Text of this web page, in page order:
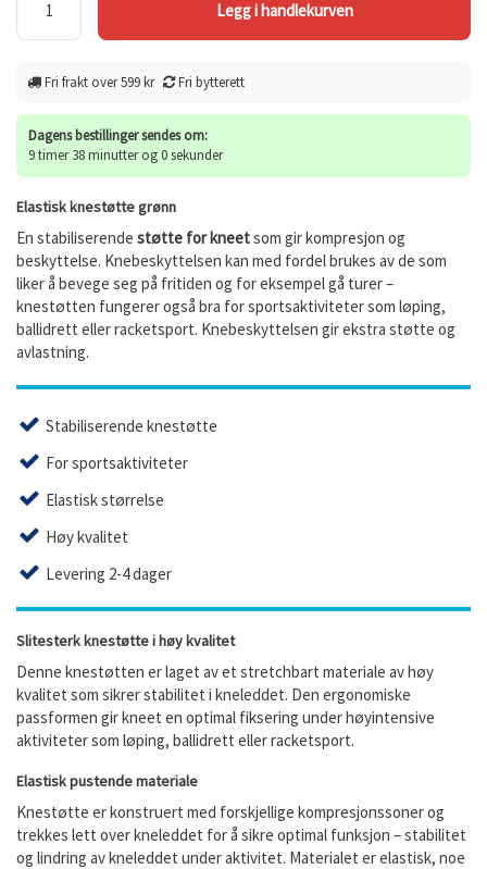
Fri frakt over 599 kr Fri bytterett
Dagens bestillinger sendes om:
9 timer 38 minutter og 0 sekunder
Elastisk knestøtte grønn
En stabiliserende støtte for kneetsom gir kompresjon og
beskyttelse. Knebeskyttelsen kan med fordel brukes av de som
liker å bevege seg på fritiden og for eksempel gå turer –
knestøtten fungerer også bra for sportsaktiviteter som løping,
ballidrett eller racketsport. Knebeskyttelsen gir ekstra støtte og
avlastning.
Stabiliserende knestøtte
For sportsaktiviteter
Elastisk størrelse
Høy kvalitet
Levering 2-4 dager
Slitesterk knestøtte i høy kvalitet
Denne knestøtten er laget av et stretchbart materiale av høy
kvalitet som sikrer stabilitet i kneleddet. Den ergonomiske
passformen gir kneet en optimal fiksering under høyintensive
aktiviteter som løping, ballidrett eller racketsport.
Elastisk pustende materiale
Knestøtte er konstruert med forskjellige kompresjonssoner og
trekkes lett over kneleddet for å sikre optimal funksjon – stabilitet
og lindring av kneleddet under aktivitet. Materialet er elastisk, noe